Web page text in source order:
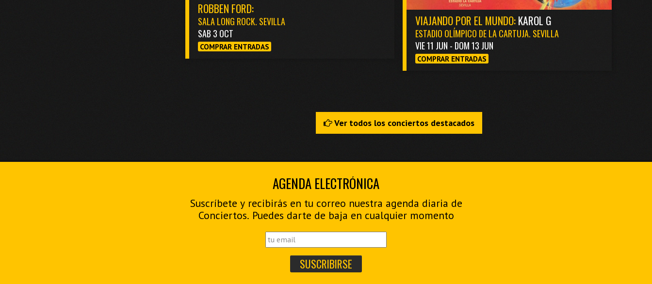
ROBBEN FORD:
SALA LONG ROCK. SEVILLA
SAB 3 OCT
COMPRAR ENTRADAS
VIAJANDO POR EL MUNDO:KAROL G
ESTADIO OLÍMPICO DE LA CARTUJA. SEVILLA
VIE 11 JUN - DOM 13 JUN
COMPRAR ENTRADAS
Ver todos los conciertos destacados
AGENDA ELECTRÓNICA
Suscríbete y recibirás en tu correo nuestra agenda diaria de
Conciertos. Puedes darte de baja en cualquier momento